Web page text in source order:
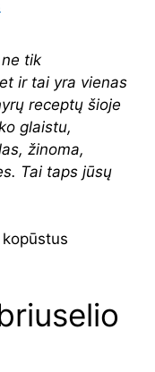
tik
ir tai yra vienas
receptų šioje
glaistu,
žinoma,
Tai taps jūsų